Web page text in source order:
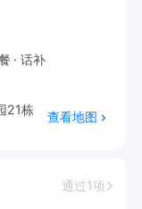
话补
21栋
查看地图
通过1项